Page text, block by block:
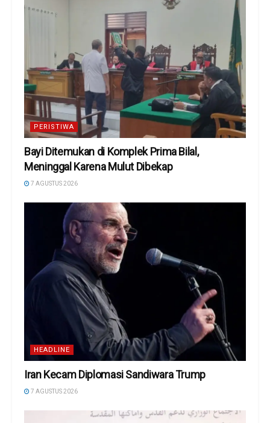
PERISTIWA
Bayi Ditemukan di Komplek Prima Bilal,
Meninggal Karena Mulut Dibekap
7 AGUSTUS 2026
HEADLINE
Iran Kecam Diplomasi Sandiwara Trump
7 AGUSTUS 2026